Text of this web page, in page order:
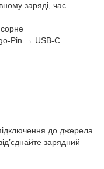
заряді, час
Pin → USB-C
до джерела
зарядний